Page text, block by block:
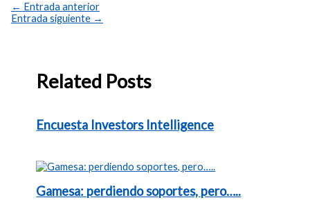
← Entrada anterior
Entrada siguiente →
Related Posts
Encuesta Investors Intelligence
Gamesa: perdiendo soportes, pero…..